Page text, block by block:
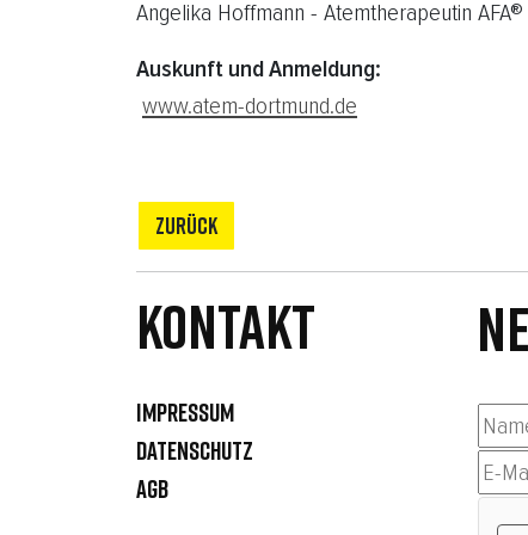
Angelika Hoffmann - Atemtherapeutin
Auskunft und Anmeldung:
www.atem-dortmund.de
ZURÜCK
Kontakt
IMPRESSUM
DATENSCHUTZ
AGB